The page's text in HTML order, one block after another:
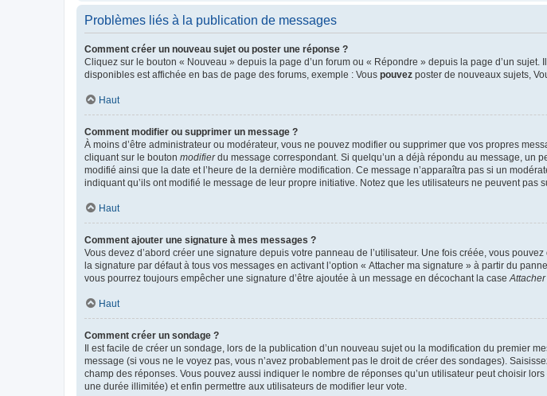
Problèmes liés à la publication de messages
Comment créer un nouveau sujet ou poster une réponse ?
Cliquez sur le bouton « Nouveau » depuis la page d’un forum ou « Répondre » depuis la page d’un
disponibles est affichée en bas de page des forums, exemple : Vous pouvez poster de nouveaux sujets,
Haut
Comment modifier ou supprimer un message ?
À moins d’être administrateur ou modérateur, vous ne pouvez modifier ou supprimer que vos propres
cliquant sur le bouton modifierdu message correspondant. Si quelqu’un a déjà répondu au message, un
modifié ainsi que la date et l’heure de la dernière modification. Ce message n’apparaîtra pas si un
indiquant qu’ils ont modifié le message de leur propre initiative. Notez que les utilisateurs ne peuvent pas
Haut
Comment ajouter une signature à mes messages ?
Vous devez d’abord créer une signature depuis votre panneau de l’utilisateur. Une fois créée, vous pouvez
la signature par défaut à tous vos messages en activant l’option « Attacher ma signature » à partir du
vous pourrez toujours empêcher une signature d’être ajoutée à un message en décochant la case
Haut
Comment créer un sondage ?
Il est facile de créer un sondage, lors de la publication d’un nouveau sujet ou la modification du premier
message (si vous ne le voyez pas, vous n’avez probablement pas le droit de créer des sondages).
champ des réponses. Vous pouvez aussi indiquer le nombre de réponses qu’un utilisateur peut choisir
une durée illimitée) et enfin permettre aux utilisateurs de modifier leur vote.